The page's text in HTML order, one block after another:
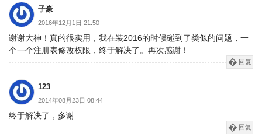
子豪
2016年12月1日 21:50
谢谢大神！真的很实用，我在装2016的时候碰到了类似的问题，一
个一个注册表修改权限，终于解决了。再次感谢！
回复
123
2014年08月23日 08:44
终于解决了，多谢
回复